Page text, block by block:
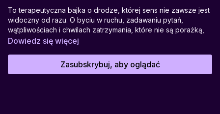
To terapeutyczna bajka o drodze, której sens nie zawsze jest
widoczny od razu. O byciu w ruchu, zadawaniu pytań,
wątpliwościach i chwilach zatrzymania, które nie są porażką,
lecz częścią procesu.
Historia rzeki opowiada o wewnętrznym dojrzewaniu — o tym,
że nie wszystko musi być nazwane, zaplanowane i
Dowiedz się więcej
Zasubskrybuj, aby oglądać